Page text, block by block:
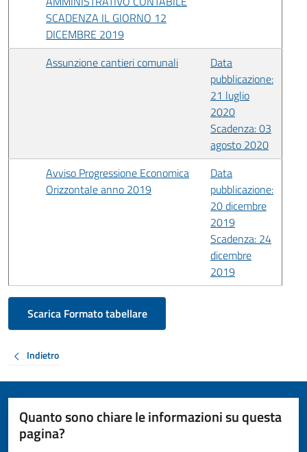
SCADENZA IL GIORNO 12
DICEMBRE 2019
Assunzione cantieri comunali
Data
pubblicazione:
21 luglio
2020
Scadenza: 03
agosto 2020
Avviso Progressione Economica
Orizzontale anno 2019
Data
pubblicazione:
20 dicembre
2019
Scadenza: 24
dicembre
2019
Scarica Formato tabellare
Indietro
Quanto sono chiare le informazioni su questa
pagina?